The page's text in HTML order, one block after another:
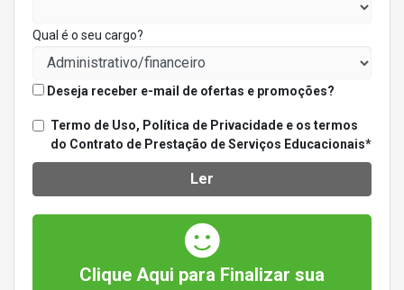
Qual é o seu cargo?
Deseja receber e-mail de ofertas e promoções?
Termo de Uso, Política de Privacidade e os termos
do Contrato de Prestação de Serviços Educacionais*
Ler
Clique Aqui para Finalizar sua